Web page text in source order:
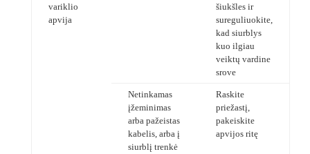
variklio
apvija
šiukšles ir
sureguliuokite,
kad siurblys
kuo ilgiau
veiktų vardine
srove
Netinkamas
įžeminimas
arba pažeistas
kabelis, arba į
siurblį trenkė
Raskite
priežastį,
pakeiskite
apvijos ritę